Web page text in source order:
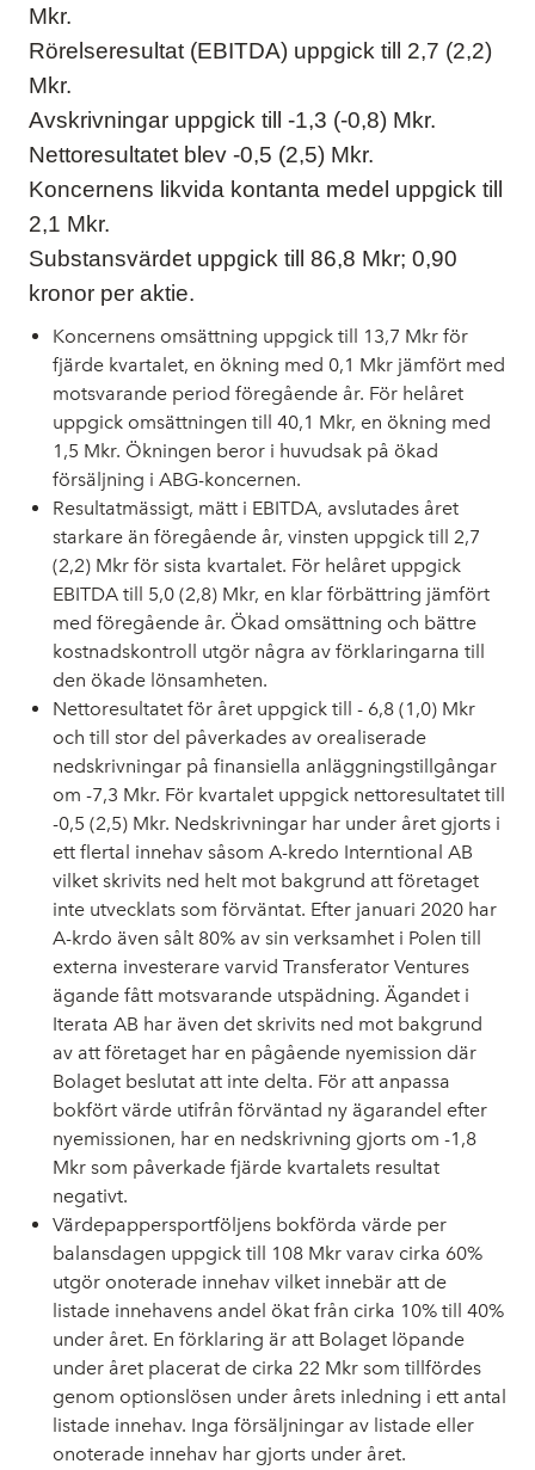
Mkr.
Rörelseresultat (EBITDA) uppgick till 2,7 (2,2)
Mkr.
Avskrivningar uppgick till -1,3 (-0,8) Mkr.
Nettoresultatet blev -0,5 (2,5) Mkr.
Koncernens likvida kontanta medel uppgick till
2,1 Mkr.
Substansvärdet uppgick till 86,8 Mkr; 0,90
kronor per aktie.
Koncernens omsättning uppgick till 13,7 Mkr för
fjärde kvartalet, en ökning med 0,1 Mkr jämfört med
motsvarande period föregående år. För helåret
uppgick omsättningen till 40,1 Mkr, en ökning med
1,5 Mkr. Ökningen beror i huvudsak på ökad
försäljning i ABG-koncernen.
Resultatmässigt, mätt i EBITDA, avslutades året
starkare än föregående år, vinsten uppgick till 2,7
(2,2) Mkr för sista kvartalet. För helåret uppgick
EBITDA till 5,0 (2,8) Mkr, en klar förbättring jämfört
med föregående år. Ökad omsättning och bättre
kostnadskontroll utgör några av förklaringarna till
den ökade lönsamheten.
Nettoresultatet för året uppgick till - 6,8 (1,0) Mkr
och till stor del påverkades av orealiserade
nedskrivningar på finansiella anläggningstillgångar
om -7,3 Mkr. För kvartalet uppgick nettoresultatet till
-0,5 (2,5) Mkr. Nedskrivningar har under året gjorts i
ett flertal innehav såsom A-kredo Interntional AB
vilket skrivits ned helt mot bakgrund att företaget
inte utvecklats som förväntat. Efter januari 2020 har
A-krdo även sålt 80% av sin verksamhet i Polen till
externa investerare varvid Transferator Ventures
ägande fått motsvarande utspädning. Ägandet i
Iterata AB har även det skrivits ned mot bakgrund
av att företaget har en pågående nyemission där
Bolaget beslutat att inte delta. För att anpassa
bokfört värde utifrån förväntad ny ägarandel efter
nyemissionen, har en nedskrivning gjorts om -1,8
Mkr som påverkade fjärde kvartalets resultat
negativt.
Värdepappersportföljens bokförda värde per
balansdagen uppgick till 108 Mkr varav cirka 60%
utgör onoterade innehav vilket innebär att de
listade innehavens andel ökat från cirka 10% till 40%
under året. En förklaring är att Bolaget löpande
under året placerat de cirka 22 Mkr som tillfördes
genom optionslösen under årets inledning i ett antal
listade innehav. Inga försäljningar av listade eller
onoterade innehav har gjorts under året.